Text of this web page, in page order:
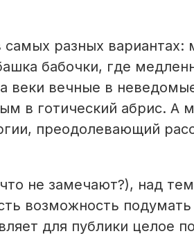
самых разных вариантах:
бабочки, где
веки вечные в
в готический абрис. А
преодолевающий
не замечают?), над
возможность
для публики целое